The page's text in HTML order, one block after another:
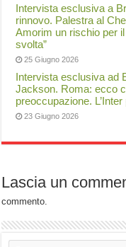
Intervista esclusiva a
rinnovo. Palestra al
Amorim un rischio per
svolta”
25 Giugno 2026
Intervista esclusiva ad
Jackson. Roma: ecco
preoccupazione.
23 Giugno 2026
Lascia un
commento.